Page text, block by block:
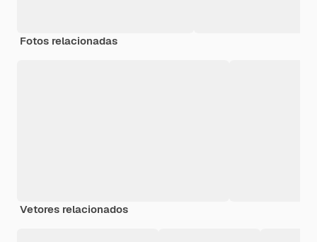
Fotos relacionadas
Vetores relacionados